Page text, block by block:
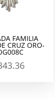
FAMILIA
CRUZ ORO-